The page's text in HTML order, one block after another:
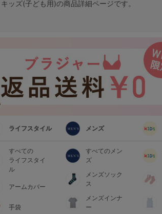
キッズ(子ども用)の商品詳細ページです。
ライフスタイル
すべての
ライフスタイ
ル
アームカバー
手袋
メンズ
すべてのメン
ズ
メンズソック
ス
メンズインナ
ー